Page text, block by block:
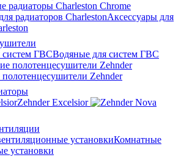
радиаторы Charleston Chrome
Аксессуары для
Водяные для систем ГВС
Zehnder
Zehnder Excelsior
Комнатные
установки